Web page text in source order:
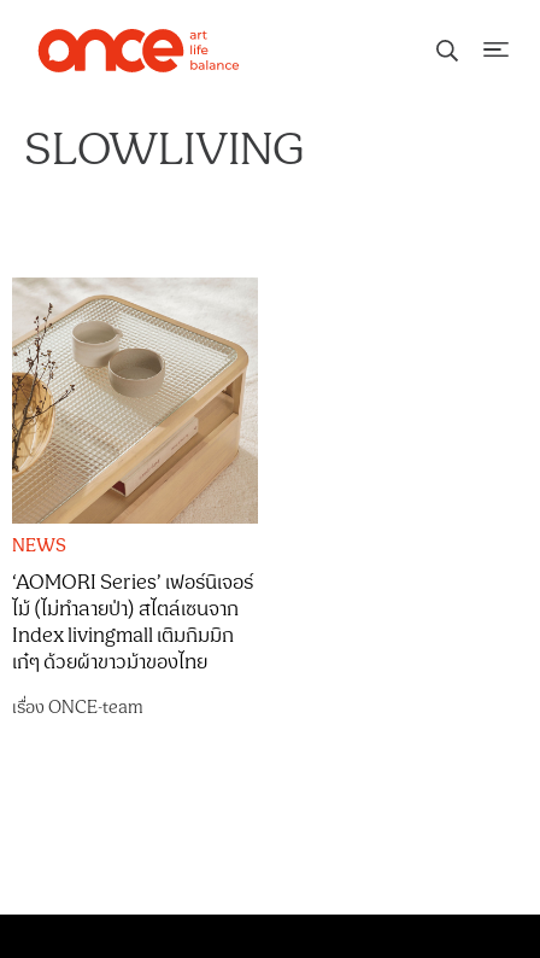
SLOWLIVING
NEWS
‘AOMORI Series’ เฟอร์นิเจอร์
ไม้ (ไม่ทำลายป่า) สไตล์เซนจาก
Index livingmall เติมกิมมิก
เก๋ๆ ด้วยผ้าขาวม้าของไทย
เรื่องONCE-team